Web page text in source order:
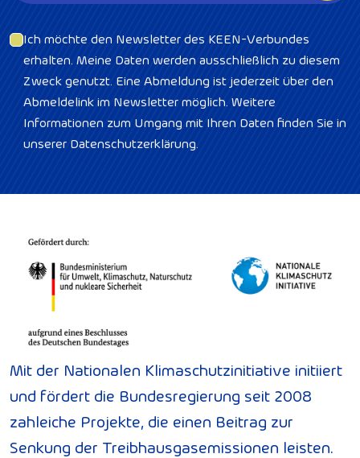
Ich möchte den Newsletter des KEEN-Verbundes
erhalten. Meine Daten werden ausschließlich zu diesem
Zweck genutzt. Eine Abmeldung ist jederzeit über den
Abmeldelink im Newsletter möglich. Weitere
Informationen zum Umgang mit Ihren Daten finden Sie in
unserer Datenschutzerklärung.
Mit der Nationalen Klimaschutzinitiative initiiert
und fördert die Bundesregierung seit 2008
zahleiche Projekte, die einen Beitrag zur
Senkung der Treibhausgasemissionen leisten.